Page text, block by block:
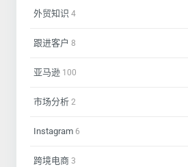
外贸知识 4
跟进客户 8
亚马逊 100
市场分析 2
Instagram 6
跨境电商 3